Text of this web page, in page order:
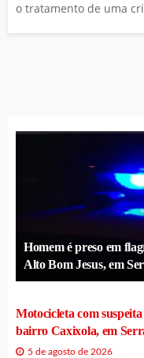
o tratamento de uma
Homem é preso em
Alto Bom Jesus, em
Motocicleta com
bairro Caxixola, em
5 de agosto de 2026